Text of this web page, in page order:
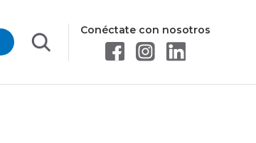
Conéctate con nosotros